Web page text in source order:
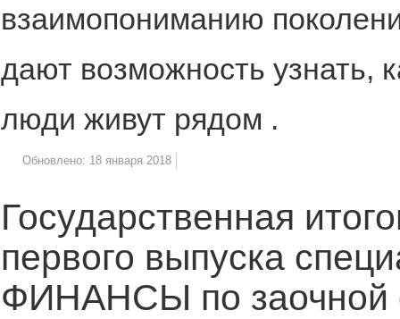
взаимопониманию
дают возможность узнать,
люди живут рядом .
Обновлено: 18 января 2018
Государственная
первого выпуска
ФИНАНСЫ по заочной